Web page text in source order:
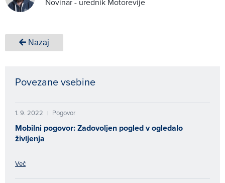
Nazaj
Povezane vsebine
1. 9. 2022 | Pogovor
Mobilni pogovor: Zadovoljen pogled v ogledalo
življenja
Več